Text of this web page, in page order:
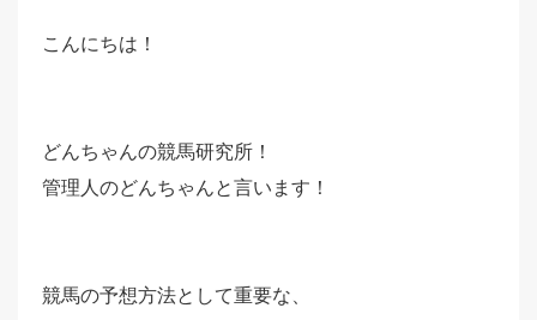
こんにちは！
どんちゃんの競馬研究所！
管理人のどんちゃんと言います！
競馬の予想方法として重要な、